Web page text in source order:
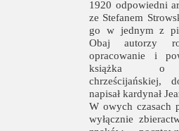
1920 odpowiedni
ze Stefanem
go w jednym z
Obaj autorzy
opracowanie i
książka o
chrześcijańskiej,
napisał kardynał
W owych czasach
wyłącznie